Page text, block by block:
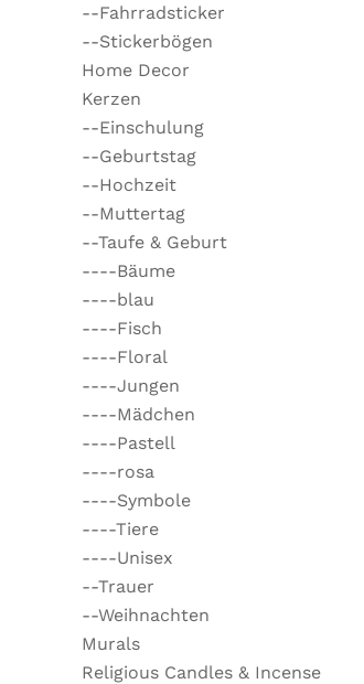
--Fahrradsticker
--Stickerbögen
Home Decor
Kerzen
--Einschulung
--Geburtstag
--Hochzeit
--Muttertag
--Taufe & Geburt
----Bäume
----blau
----Fisch
----Floral
----Jungen
----Mädchen
----Pastell
----rosa
----Symbole
----Tiere
----Unisex
--Trauer
--Weihnachten
Murals
Religious Candles & Incense